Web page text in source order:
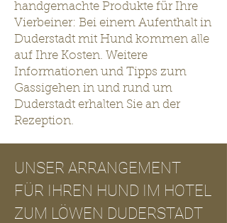
handgemachte Produkte für Ihre
Vierbeiner: Bei einem Aufenthalt in
Duderstadt mit Hund kommen alle
auf Ihre Kosten. Weitere
Informationen und Tipps zum
Gassigehen in und rund um
Duderstadt erhalten Sie an der
Rezeption.
UNSER ARRANGEMENT
FÜR IHREN HUND IM HOTEL
ZUM LÖWEN DUDERSTADT